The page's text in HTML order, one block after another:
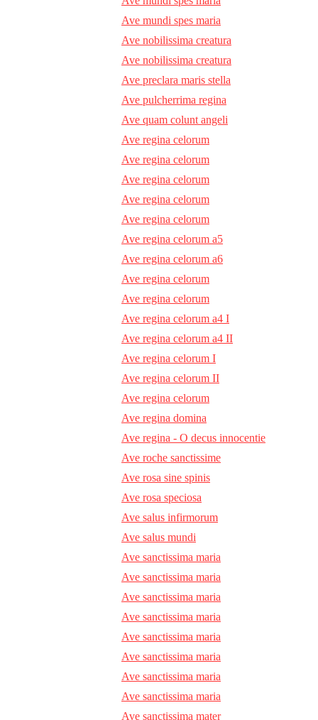
Ave mundi spes maria
Ave nobilissima creatura
Ave nobilissima creatura
Ave preclara maris stella
Ave pulcherrima regina
Ave quam colunt angeli
Ave regina celorum
Ave regina celorum
Ave regina celorum
Ave regina celorum
Ave regina celorum
Ave regina celorum a5
Ave regina celorum a6
Ave regina celorum
Ave regina celorum
Ave regina celorum a4 I
Ave regina celorum a4 II
Ave regina celorum I
Ave regina celorum II
Ave regina celorum
Ave regina domina
Ave regina - O decus innocentie
Ave roche sanctissime
Ave rosa sine spinis
Ave rosa speciosa
Ave salus infirmorum
Ave salus mundi
Ave sanctissima maria
Ave sanctissima maria
Ave sanctissima maria
Ave sanctissima maria
Ave sanctissima maria
Ave sanctissima maria
Ave sanctissima maria
Ave sanctissima maria
Ave sanctissima mater